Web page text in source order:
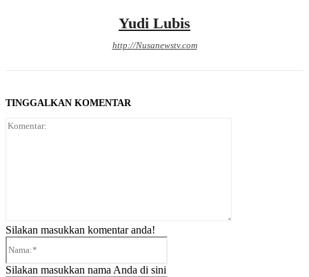
Yudi Lubis
http://Nusanewstv.com
TINGGALKAN KOMENTAR
Silakan masukkan komentar anda!
Silakan masukkan nama Anda di sini